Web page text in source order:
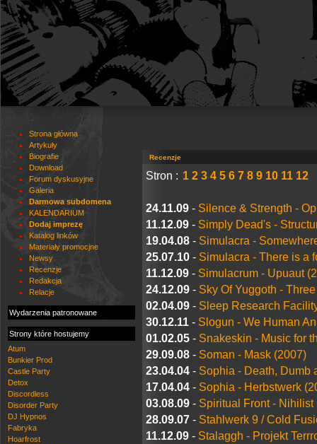
Strona główna
Artykuły
Biografie
Download
Forum dyskusyjne
Galeria
Darmowa subdomena
KALENDARIUM
Dodaj imprezę
Katalog linków
Materiały promocjne
Newsy
Recenzje
Redakcja
Relacje
Wydarzenia patronowane
Strony które hostujemy
Atum
Bunkier Prod
Castle Party
Detox
Discordless
Disorder Party
DJ Hypnos
Fabryka
Hoarfrost
Recenzje
Stron : 1 2 3 4 5 6 7 8 9 10 11 12
24.11.09 - Silence & Strength -
11.12.09 - Simply Dead's -
19.04.08 - Simulacra -
25.07.10 - Simulacra - There is a
11.12.09 - Simulacrum - Upuaut
24.12.09 - Sky Of Yuggoth -
02.04.09 - Sleep Research
30.12.11 - Slogun - We Human
01.02.05 - Snakeskin - Music for
29.09.08 - Soman - Mask (2007)
23.04.04 - Sophia - Death, Dumb
17.04.04 - Sophia - Herbstwerk
03.08.09 - Spiritual Front -
28.09.07 - Stahlwerk 9 / Cold
11.12.09 - Stalaggh - Projekt